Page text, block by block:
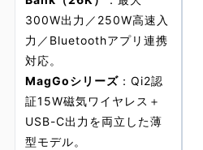
300W出力／250W高速入
力／Bluetoothアプリ連携
対応。
MagGoシリーズ ：Qi2認
証15W磁気ワイヤレス＋
USB-C出力を両立した薄
型モデル。